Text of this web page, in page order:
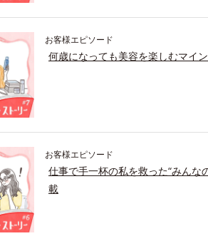
お客様エピソード
何歳になっても美容を楽しむマイ
お客様エピソード
仕事で手一杯の私を救った“みんな
載